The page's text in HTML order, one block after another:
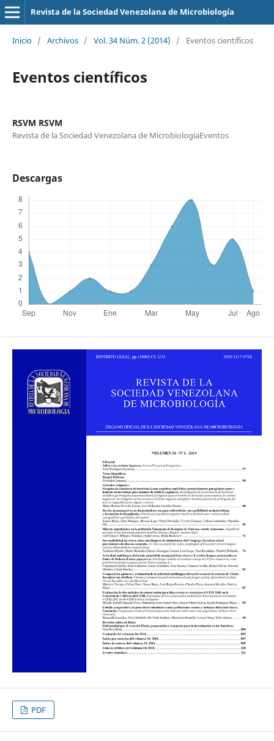
Revista de la Sociedad Venezolana de Microbiología
Inicio / Archivos / Vol. 34 Núm. 2 (2014) / Eventos científicos
Eventos científicos
RSVM RSVM
Revista de la Sociedad Venezolana de MicrobiologíaEventos
Descargas
PDF